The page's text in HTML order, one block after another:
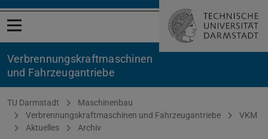
Menü öffnen
Verbrennungskraftmaschinen
und Fahrzeugantriebe
Sie befinden sich hier:
TU Darmstadt
Maschinenbau
Verbrennungskraftmaschinen und Fahrzeugantriebe
VKM
Aktuelles
Archiv